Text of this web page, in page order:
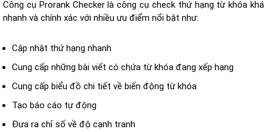
Công cụ Prorank Checker là công cụ check thứ hạng từ khóa khá
nhanh và chính xác với nhiều ưu điểm nổi bật như:
Cập nhật thứ hạng nhanh
Cung cấp những bài viết có chứa từ khóa đang xếp hạng
Cung cấp biểu đồ chi tiết về biến động từ khóa
Tạo báo cáo tự động
Đưa ra chỉ số về độ cạnh tranh